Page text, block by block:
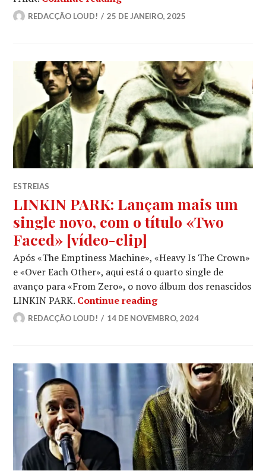
REDACÇÃO LOUD! 25 DE JANEIRO, 2025
ESTREIAS
LINKIN PARK: Lançam mais um
single novo, com o título «Two
Faced» [vídeo-clip]
Após «The Emptiness Machine», «Heavy Is The Crown»
e «Over Each Other», aqui está o quarto single de
avanço para «From Zero», o novo álbum dos renascidos
LINKIN PARK. Continue readingLINKIN PARK:
REDACÇÃO LOUD! 14 DE NOVEMBRO, 2024